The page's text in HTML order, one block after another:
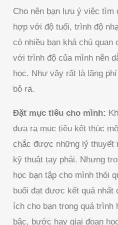
Cho nên bạn lưu ý việc tìm
hợp với độ tuổi, trình độ
có nhiều bạn khá chủ
với trình độ của mình nên
học. Như vậy rất là lãng
bỏ ra.
Đặt mục tiêu cho mình:
đưa ra mục tiêu kết thúc
chắc được những lý thuyết
kỹ thuật tay phải. Nhưng
học bạn tập cho mình thói
buổi đạt được kết quả nhất
ích cho bạn trong quá trình
bậc, bước hay giai đoạn